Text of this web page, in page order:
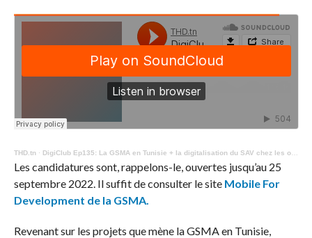
THD.tn· DigiClub Ep135: La GSMA en Tunisie + la digitalisation du SAV chez les opérateurs
Les candidatures sont, rappelons-le, ouvertes jusqu’au 25
septembre 2022. Il suffit de consulter le site Mobile For
Development de la GSMA.
Revenant sur les projets que mène la GSMA en Tunisie,